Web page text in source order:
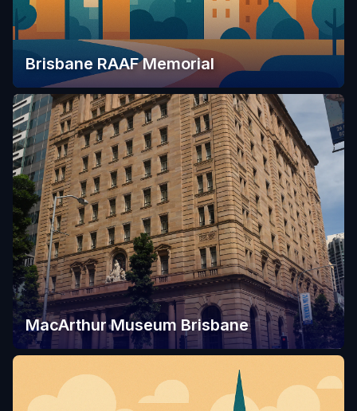
Brisbane RAAF Memorial
MacArthur Museum Brisbane